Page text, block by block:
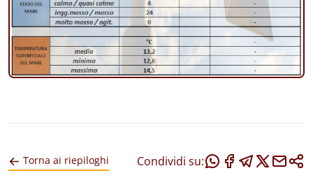
Torna ai riepiloghi Condividi su: